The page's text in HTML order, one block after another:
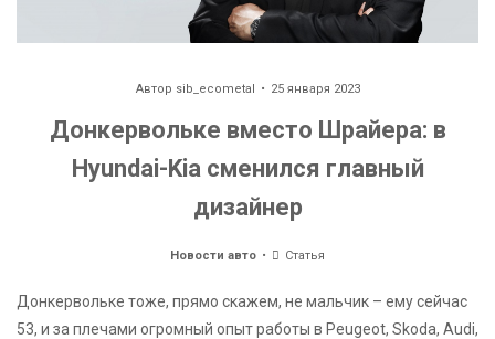
Автор sib_ecometal 25 января 2023
Донкервольке вместо Шрайера: в
Hyundai-Kia сменился главный
дизайнер
Новости авто Статья
Донкервольке тоже, прямо скажем, не мальчик – ему сейчас
53, и за плечами огромный опыт работы в Peugeot, Skoda, Audi,